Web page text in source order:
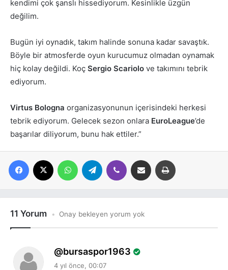
kendimi çok şanslı hissediyorum. Kesinlikle üzgün
değilim.
Bugün iyi oynadık, takım halinde sonuna kadar savaştık.
Böyle bir atmosferde oyun kurucumuz olmadan oynamak
hiç kolay değildi. Koç Sergio Scariolo ve takımını tebrik
ediyorum.
Virtus Bologna organizasyonunun içerisindeki herkesi
tebrik ediyorum. Gelecek sezon onlara EuroLeague’de
başarılar diliyorum, bunu hak ettiler.”
Facebook WhatsAppTelegram Viber E-posta ile paylaş
11 Yorum Onay bekleyen yorum yok
bursaspor1963
4 yıl önce, 00:07